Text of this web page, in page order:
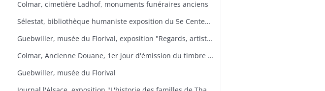
Colmar, cimetière Ladhof, monuments funéraires anciens
Sélestat, bibliothèque humaniste exposition du 5e Centenaire de la mort de Jean Mentel
Guebwiller, musée du Florival, exposition "Regards, artistes connus et méconnus de la collection Pierre et Denise Levy
Colmar, Ancienne Douane, 1er jour d'émission du timbre poste Croix-Rouge
Guebwiller, musée du Florival